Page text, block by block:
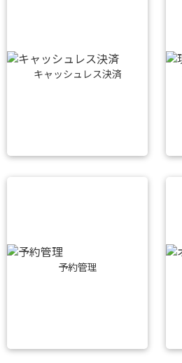
キャッシュレス決済
予約管理